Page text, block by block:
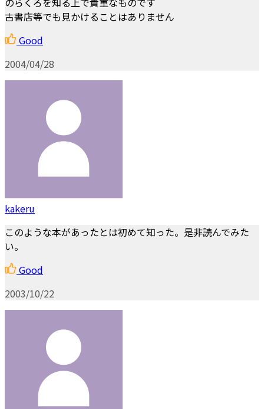
古書店等でも見かけることはありません
Good
2004/04/28
kakeru
このような本があったとは初めて知った。是非読んでみた
い。
Good
2003/10/22